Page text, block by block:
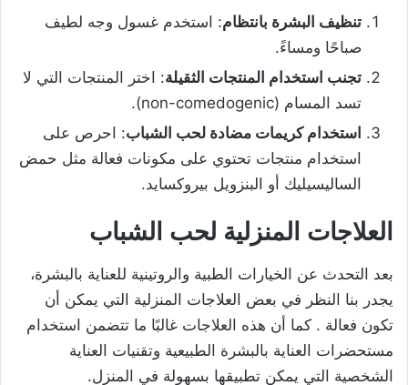
تنظيف البشرة بانتظام: استخدم غسول وجه لطيف
صباحًا ومساءً.
تجنب استخدام المنتجات الثقيلة: اختر المنتجات التي لا
تسد المسام (non-comedogenic).
استخدام كريمات مضادة لحب الشباب: احرص على
استخدام منتجات تحتوي على مكونات فعالة مثل حمض
الساليسيليك أو البنزويل بيروكسايد.
العلاجات المنزلية لحب الشباب
بعد التحدث عن الخيارات الطبية والروتينية للعناية بالبشرة،
يجدر بنا النظر في بعض العلاجات المنزلية التي يمكن أن
تكون فعالة . كما أن هذه العلاجات غالبًا ما تتضمن استخدام
مستحضرات العناية بالبشرة الطبيعية وتقنيات العناية
الشخصية التي يمكن تطبيقها بسهولة في المنزل.